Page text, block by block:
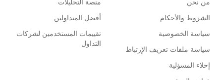
الشروط والأحكام
سياسة الخصوصية
سياسة ملفات تعريف الإرتباط
إخلاء المسؤلية
أفضل المتداولين
تقييمات المستخدمين لشركات
التداول